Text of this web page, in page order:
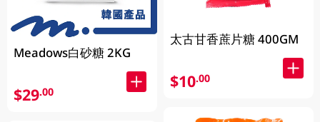
Meadows白砂糖 2KG
$29.00
太古甘香蔗片糖 400GM
$10.00